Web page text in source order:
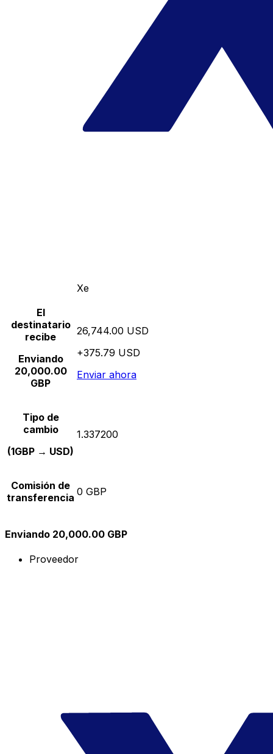
Xe
El
destinatario
recibe
Enviando
20,000.00
GBP
26,744.00 USD
+375.79 USD
Enviar ahora
Tipo de
cambio
(1GBP → USD)
1.337200
Comisión de
transferencia 0 GBP
Enviando 20,000.00 GBP
Proveedor